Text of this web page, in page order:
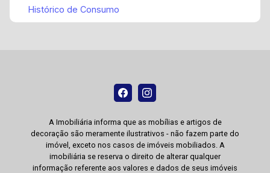
Histórico de Consumo
A Imobiliária informa que as mobílias e artigos de
decoração são meramente ilustrativos - não fazem parte do
imóvel, exceto nos casos de imóveis mobiliados. A
imobiliária se reserva o direito de alterar qualquer
informação referente aos valores e dados de seus imóveis